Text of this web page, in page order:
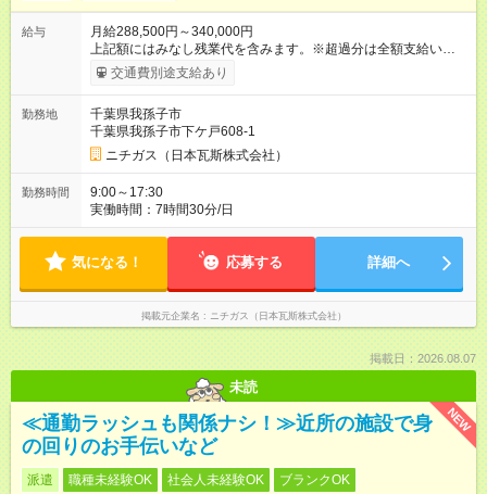
給与
月給288,500円～340,000円
上記額にはみなし残業代を含みます。※超過分は全額支給いたし
ます。 みなし残業代 39,680円 ～ 46,140円／月 みなし残業時
間 20時間／月 【試用期間】試用期間あり 試用期間の長さ：3ヶ
交通費別途支給あり
勤務地
千葉県我孫子市
千葉県我孫子市下ケ戸608-1
ニチガス（日本瓦斯株式会社）
勤務時間
9:00～17:30
実働時間：7時間30分/日
気になる！ 応募する 詳細へ
掲載元企業名 ニチガス（日本瓦斯株式会社）
掲載日：2026.08.07
未読
NEW
≪通勤ラッシュも関係ナシ！≫近所の施設で身
の回りのお手伝いなど
派遣 職種未経験OK 社会人未経験OK ブランクOK